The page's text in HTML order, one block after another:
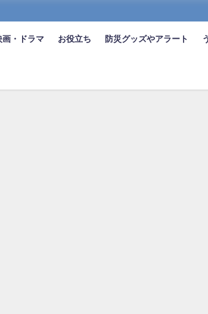
画・ドラマ お役立ち 防災グッズやアラート